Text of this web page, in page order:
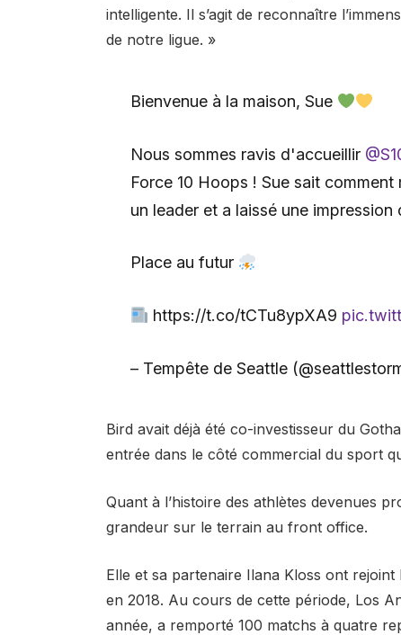
intelligente. Il s’agit de reconnaître
de notre ligue. »
Bienvenue à la maison, Sue
Nous sommes ravis d'accueillir
Force 10 Hoops ! Sue sait
un leader et a laissé une
Place au futur
https://t.co/tCTu8ypXA9
– Tempête de Seattle
Bird avait déjà été co-investisseur du
entrée dans le côté commercial du sport
Quant à l’histoire des athlètes devenues
grandeur sur le terrain au front office.
Elle et sa partenaire Ilana Kloss ont
en 2018. Au cours de cette période, Los
année, a remporté 100 matchs à quatre